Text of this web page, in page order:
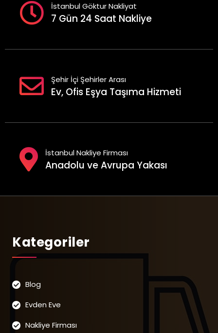
İstanbul Göktur Nakliyat
7 Gün 24 Saat Nakliye
Şehir İçi Şehirler Arası
Ev, Ofis Eşya Taşıma Hizmeti
İstanbul Nakliye Firması
Anadolu ve Avrupa Yakası
Kategoriler
Blog
Evden Eve
Nakliye Firması